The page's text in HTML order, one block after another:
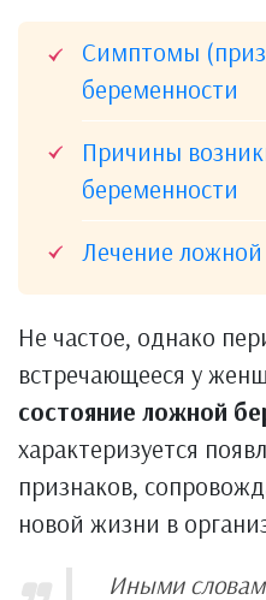
Симптомы
беременности
Причины
беременности
Лечение
Не частое, однако
встречающееся у
состояние ложной
характеризуется
признаков,
новой жизни в
Иными